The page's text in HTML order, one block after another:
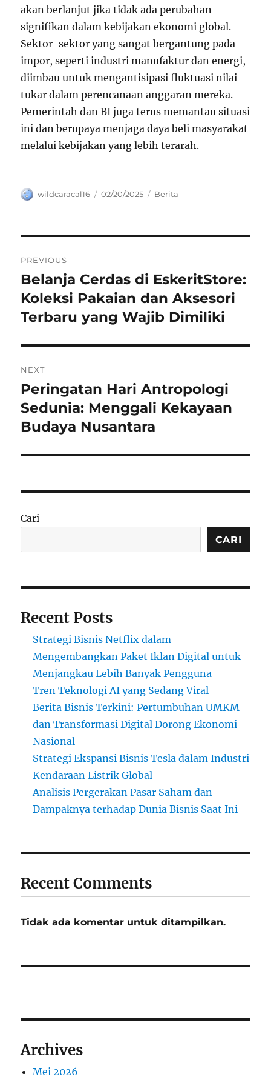
akan berlanjut jika tidak ada perubahan
signifikan dalam kebijakan ekonomi global.
Sektor-sektor yang sangat bergantung pada
impor, seperti industri manufaktur dan energi,
diimbau untuk mengantisipasi fluktuasi nilai
tukar dalam perencanaan anggaran mereka.
Pemerintah dan BI juga terus memantau situasi
ini dan berupaya menjaga daya beli masyarakat
melalui kebijakan yang lebih terarah.
Author
wildcaracal16
Posted
02/20/2025 Categories
Berita
pos
PREVIOUS
Previous
post:
Belanja Cerdas di EskeritStore:
Koleksi Pakaian dan Aksesori
Terbaru yang Wajib Dimiliki
NEXT
Next
post:
Peringatan Hari Antropologi
Sedunia: Menggali Kekayaan
Budaya Nusantara
Cari
CARI
Recent Posts
Strategi Bisnis Netflix dalam
Mengembangkan Paket Iklan Digital untuk
Menjangkau Lebih Banyak Pengguna
Tren Teknologi AI yang Sedang Viral
Berita Bisnis Terkini: Pertumbuhan UMKM
dan Transformasi Digital Dorong Ekonomi
Nasional
Strategi Ekspansi Bisnis Tesla dalam Industri
Kendaraan Listrik Global
Analisis Pergerakan Pasar Saham dan
Dampaknya terhadap Dunia Bisnis Saat Ini
Recent Comments
Tidak ada komentar untuk ditampilkan.
Archives
Mei 2026